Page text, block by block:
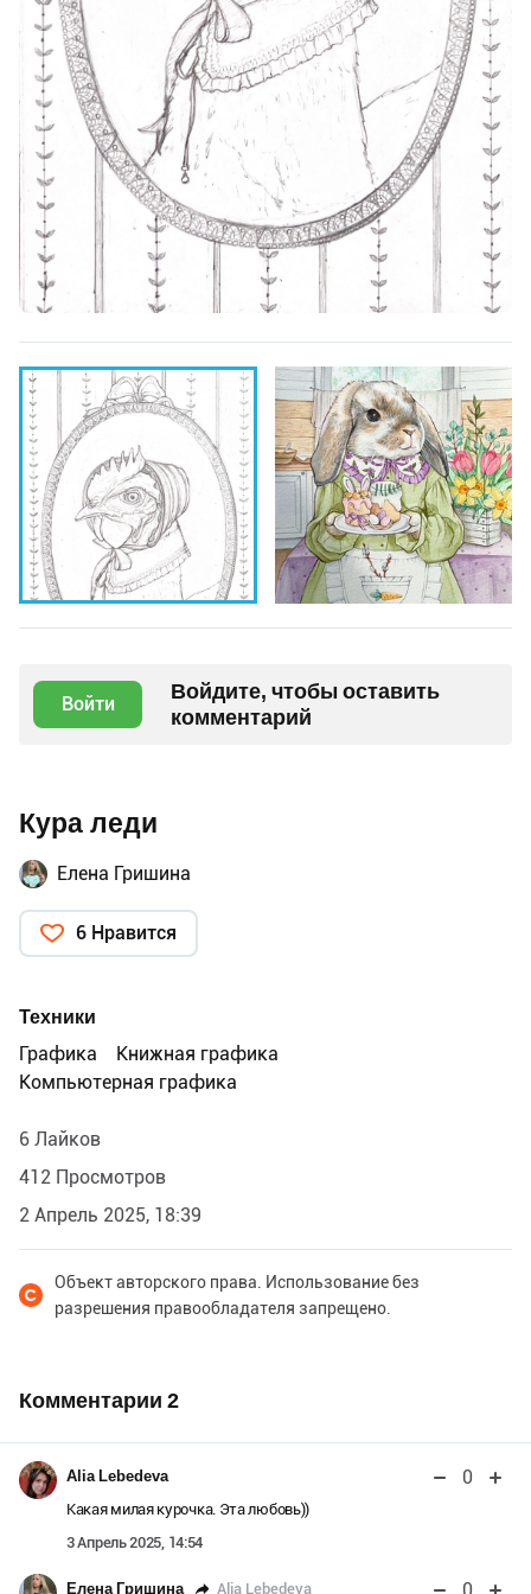
Войти
Войдите, чтобы оставить
комментарий
Кура леди
Елена Гришина
6 Нравится
Техники
Графика
Книжная графика
Компьютерная графика
6 Лайков
412 Просмотров
2 Апрель 2025, 18:39
Объект авторского права. Использование без
разрешения правообладателя запрещено.
Комментарии 2
Alia Lebedeva 0
Какая милая курочка. Эта любовь))
3 Апрель 2025, 14:54
Елена Гришина Alia Lebedeva